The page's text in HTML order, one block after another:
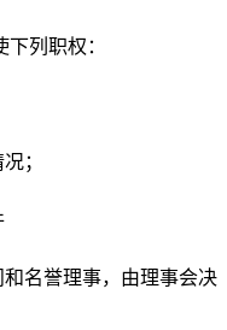
列职权：
；
和名誉理事，由理事会决